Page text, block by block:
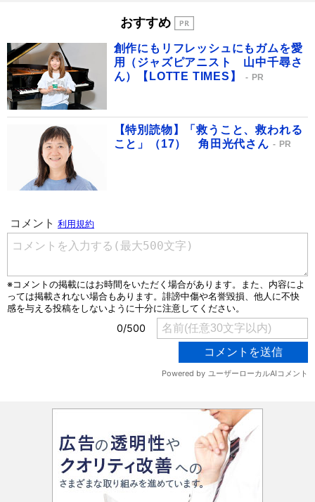
おすすめ
創作にもリフレッシュにもガムを愛
用（ジャズピアニスト 山中千尋さ
ん）【LOTTE TIMES】
PR
【特別読物】「救うこと、救われる
こと」（17） 角田光代さん
PR